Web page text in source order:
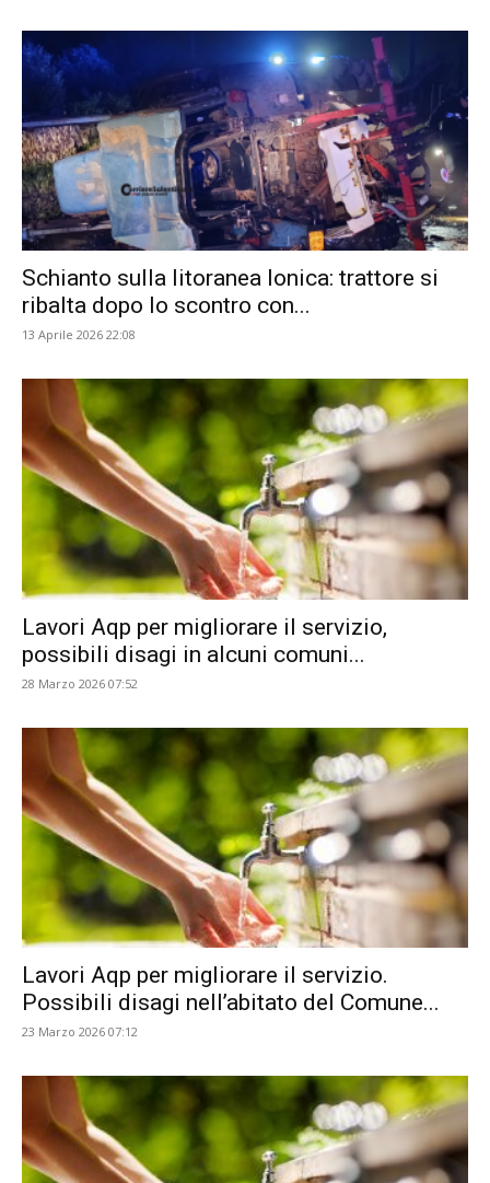
Schianto sulla litoranea Ionica: trattore si
ribalta dopo lo scontro con...
13 Aprile 2026 22:08
Lavori Aqp per migliorare il servizio,
possibili disagi in alcuni comuni...
28 Marzo 2026 07:52
Lavori Aqp per migliorare il servizio.
Possibili disagi nell’abitato del Comune...
23 Marzo 2026 07:12